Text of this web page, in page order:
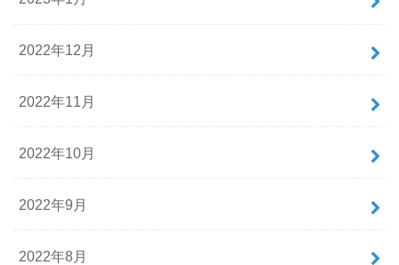
2022年12月
2022年11月
2022年10月
2022年9月
2022年8月